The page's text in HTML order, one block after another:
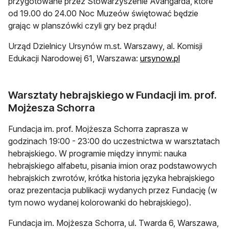
od 19.00 do 24.00 Noc Muzeów świętować będzie
grając w planszówki czyli gry bez prądu!
Urząd Dzielnicy Ursynów m.st. Warszawy, al. Komisji
Edukacji Narodowej 61, Warszawa: ursynow.pl
Warsztaty hebrajskiego w Fundacji im. prof.
Mojżesza Schorra
Fundacja im. prof. Mojżesza Schorra zaprasza w
godzinach 19:00 - 23:00 do uczestnictwa w warsztatach
hebrajskiego. W programie między innymi: nauka
hebrajskiego alfabetu, pisania imion oraz podstawowych
hebrajskich zwrotów, krótka historia języka hebrajskiego
oraz prezentacja publikacji wydanych przez Fundację (w
tym nowo wydanej kolorowanki do hebrajskiego).
Fundacja im. Mojżesza Schorra, ul. Twarda 6, Warszawa,